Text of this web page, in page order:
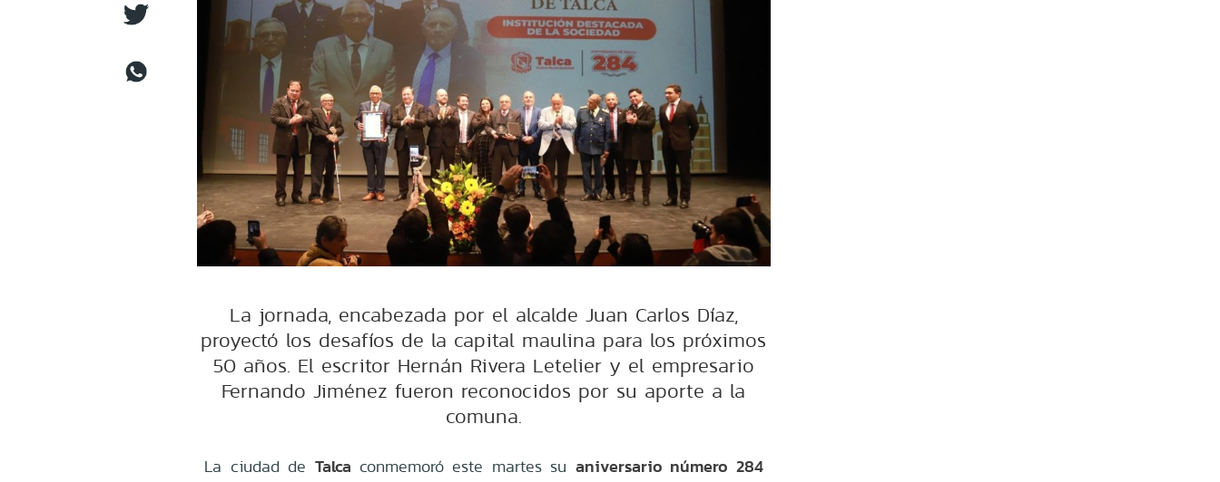
La jornada, encabezada por el alcalde Juan Carlos Díaz,
proyectó los desafíos de la capital maulina para los próximos
50 años. El escritor Hernán Rivera Letelier y el empresario
Fernando Jiménez fueron reconocidos por su aporte a la
comuna.
La ciudad de Talca conmemoró este martes su aniversario número 284